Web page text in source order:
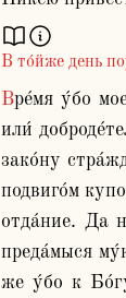
В то́йже день
Вре́мя у́бо моего́ отше́ствия настои́т, потщи́теся свои́ми попещи́ся душа́ми, поне́же бо отсю́ду ошес́твия покая́ния
или́
зако́ну
подвиго́м
отда́ние. Да
преда́мыся
же у́бо к